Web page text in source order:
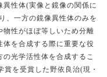
異性体(実像と鏡像の関係に
、一方の鏡像異性体のみを
性がほぼ等しいため分離
を合成する際に重要な役
光学活性体を合成するこ
賞を受賞した野依良治(現・